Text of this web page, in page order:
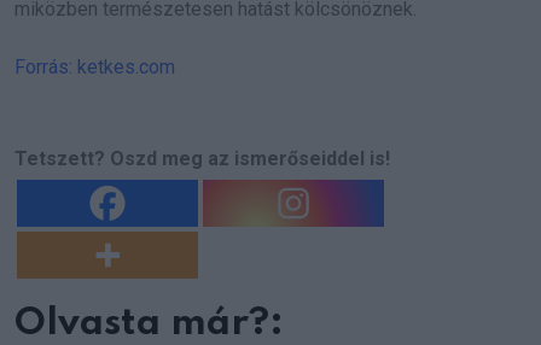
miközben természetesen hatást kölcsönöznek.
Forrás: ketkes.com
Tetszett? Oszd meg az ismerőseiddel is!
Olvasta már?: